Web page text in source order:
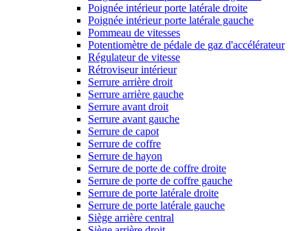
Poignée intérieur porte latérale droite
Poignée intérieur porte latérale gauche
Pommeau de vitesses
Potentiomètre de pédale de gaz d'accélérateur
Régulateur de vitesse
Rétroviseur intérieur
Serrure arrière droit
Serrure arrière gauche
Serrure avant droit
Serrure avant gauche
Serrure de capot
Serrure de coffre
Serrure de hayon
Serrure de porte de coffre droite
Serrure de porte de coffre gauche
Serrure de porte latérale droite
Serrure de porte latérale gauche
Siège arrière central